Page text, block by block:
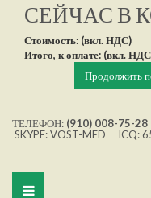
СЕЙЧАС В
Стоимость: (вкл. НДС)
Итого, к оплате: (вкл.
Продолжить
ТЕЛЕФОН: (910) 008-75-28
SKYPE: VOST-MED ICQ:
Toggle